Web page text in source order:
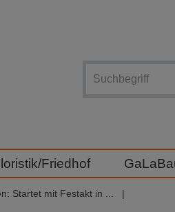
Friedhof
Startet mit Festakt in ...